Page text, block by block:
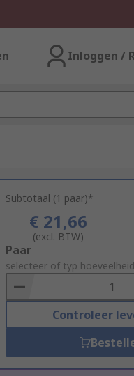
Inloggen /
Subtotaal (1 paar)*
€ 21,66
(excl. BTW)
Add
to
Basket
Paar
selecteer of typ hoeveelheid
Controleer